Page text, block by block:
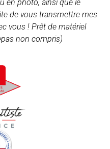
en photo, ainsi que le
de vous transmettre mes
vous ! Prêt de matériel
non compris)